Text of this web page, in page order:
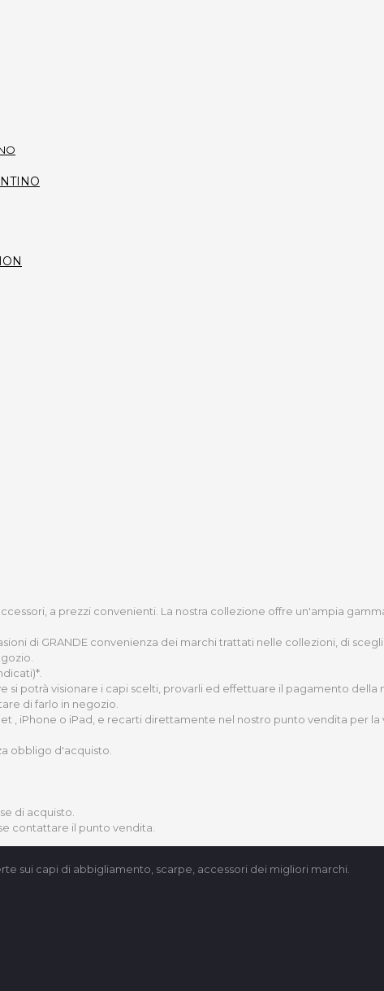
a prezzi convenienti. La nostra collezione offre un'ampia
di GRANDE convenienza dei marchi trattati nelle collezioni, di
potrà visionare i capi scelti, provarli ed effettuare il pagamento della
di farlo in negozio.
, iPhone o iPad, e recarti direttamente nel nostro punto vendita per la
obbligo d'acquisto.
di acquisto.
contattare il punto vendita.
sui capi di abbigliamento, scarpe, accessori dei migliori marchi.